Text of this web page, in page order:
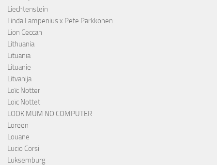
Liechtenstein
Linda Lampenius x Pete Parkkonen
Lion Ceccah
Lithuania
Lituania
Lituanie
Litvanija
Loïc Notter
Loïc Nottet
LOOK MUM NO COMPUTER
Loreen
Louane
Lucio Corsi
Luksemburg